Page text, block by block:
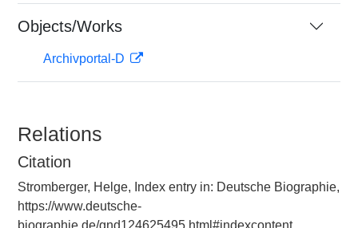
Objects/Works
Archivportal-D
Relations
Citation
Stromberger, Helge, Index entry in: Deutsche Biographie,
https://www.deutsche-
biographie.de/gnd124625495.html#indexcontent